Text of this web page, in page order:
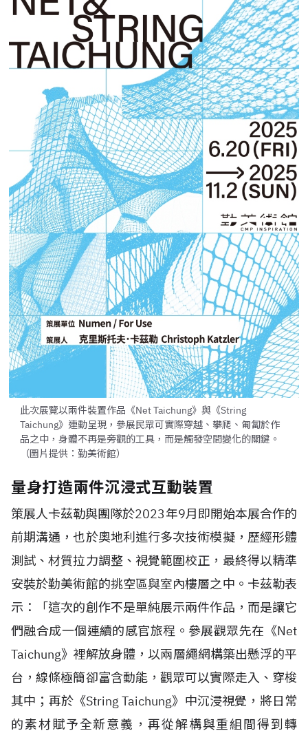
此次展覽以兩件裝置作品《Net Taichung》與《String
Taichung》連動呈現，參展民眾可實際穿越、攀爬、匍匐於作
品之中，身體不再是旁觀的工具，而是觸發空間變化的關鍵。
（圖片提供：勤美術館）
量身打造兩件沉浸式互動裝置
策展人卡茲勒與團隊於2023年9月即開始本展合作的
前期溝通，也於奧地利進行多次技術模擬，歷經形體
測試、材質拉力調整、視覺範圍校正，最終得以精準
安裝於勤美術館的挑空區與室內樓層之中。卡茲勒表
示：「這次的創作不是單純展示兩件作品，而是讓它
們融合成一個連續的感官旅程。參展觀眾先在《Net
Taichung》裡解放身體，以兩層繩網構築出懸浮的平
台，線條極簡卻富含動能，觀眾可以實際走入、穿梭
其中；再於《String Taichung》中沉浸視覺，將日常
的素材賦予全新意義，再從解構與重組間得到轉